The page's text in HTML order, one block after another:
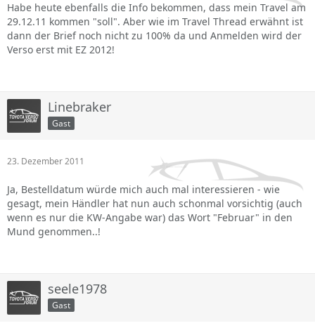
Habe heute ebenfalls die Info bekommen, dass mein Travel am
29.12.11 kommen "soll". Aber wie im Travel Thread erwähnt ist
dann der Brief noch nicht zu 100% da und Anmelden wird der
Verso erst mit EZ 2012!
Linebraker
Gast
23. Dezember 2011
Ja, Bestelldatum würde mich auch mal interessieren - wie
gesagt, mein Händler hat nun auch schonmal vorsichtig (auch
wenn es nur die KW-Angabe war) das Wort "Februar" in den
Mund genommen..!
seele1978
Gast